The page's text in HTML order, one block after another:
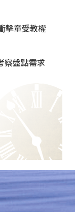
擊童受教權
察盤點需求